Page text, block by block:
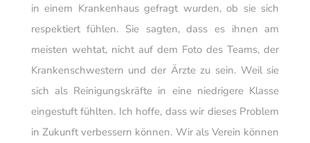
in einem Krankenhaus gefragt wurden, ob sie sich
respektiert fühlen. Sie sagten, dass es ihnen am
meisten wehtat, nicht auf dem Foto des Teams, der
Krankenschwestern und der Ärzte zu sein. Weil sie
sich als Reinigungskräfte in eine niedrigere Klasse
eingestuft fühlten. Ich hoffe, dass wir dieses Problem
in Zukunft verbessern können. Wir als Verein können